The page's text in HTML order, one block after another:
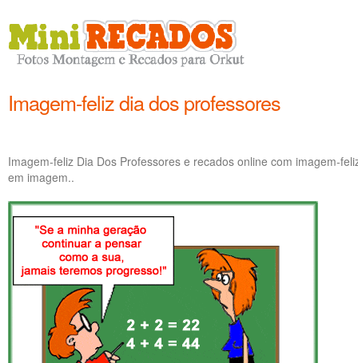
Imagem-feliz dia dos professores
Imagem-feliz Dia Dos Professores e recados online com imagem-
em imagem..